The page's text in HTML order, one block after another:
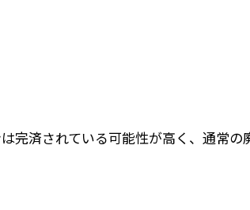
完済されている可能性が高く、通常